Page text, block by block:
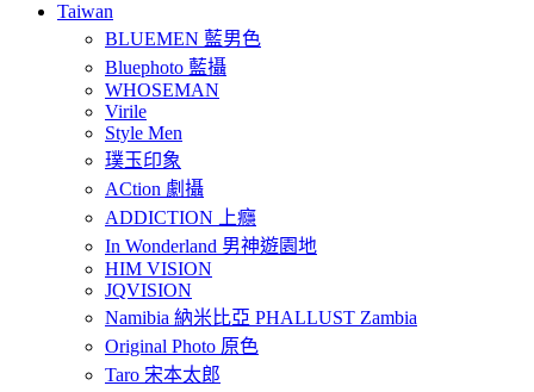
Taiwan
BLUEMEN 藍男色
Bluephoto 藍攝
WHOSEMAN
Virile
Style Men
璞玉印象
ACtion 劇攝
ADDICTION 上癮
In Wonderland 男神遊園地
HIM VISION
JQVISION
Namibia 納米比亞 PHALLUST Zambia
Original Photo 原色
Taro 宋本太郎